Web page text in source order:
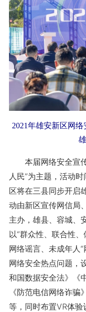
2021年雄安新区网
本届网络安全宣传
人民”为主题，活动
区将在三县同步开启
动由新区宣传网信局
主办，雄县、容城、
以“群众性、联合性、
网络谣言、未成年人
网络安全热点问题，
和国数据安全法》《
《防范电信网络诈
等，同时布置VR体